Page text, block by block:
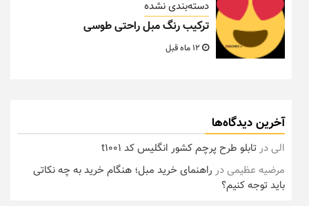
دسته‌بندی نشده
ترکیب رنگ مبل راحتی طوسی
آخرین دیدگاه‌ها
الیدرتابلو طرح پرچم کشور انگلیس کد t1001
مرضیه عظیمیدر راهنمای خرید مبل؛ هنگام خرید به چه نکاتی
باید توجه کنیم؟